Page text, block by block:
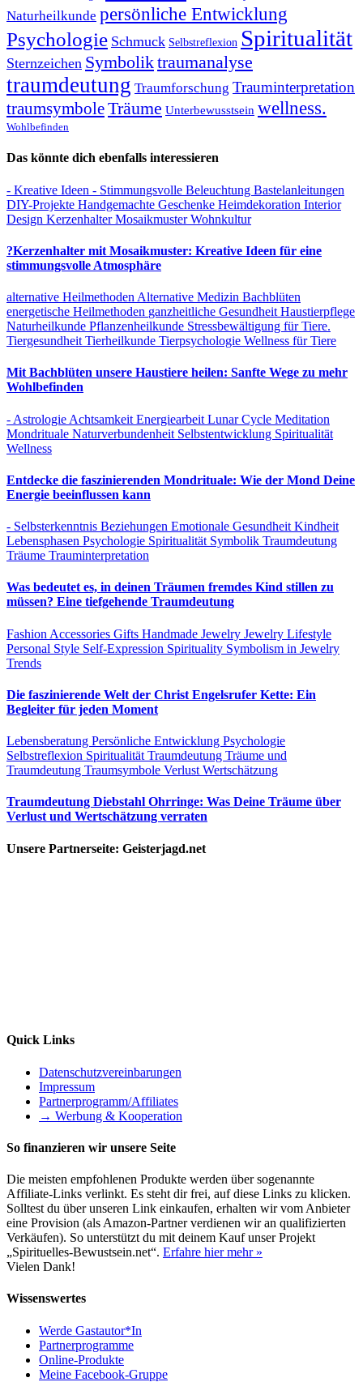
Naturheilkunde persönliche Entwicklung
Psychologie Schmuck Selbstreflexion Spiritualität
Sternzeichen Symboliktraumanalyse
traumdeutung Traumforschung Trauminterpretation
traumsymboleTräume Unterbewusstsein wellness.
Wohlbefinden
Das könnte dich ebenfalls interessieren
- Kreative Ideen - Stimmungsvolle Beleuchtung Bastelanleitungen
DIY-Projekte Handgemachte Geschenke Heimdekoration Interior
Design KerzenhalterMosaikmusterWohnkultur
?Kerzenhalter mit Mosaikmuster: Kreative Ideen für eine
stimmungsvolle Atmosphäre
alternative Heilmethoden Alternative Medizin Bachblüten
energetische Heilmethoden ganzheitliche Gesundheit Haustierpflege
Naturheilkunde Pflanzenheilkunde Stressbewältigung für Tiere.
Tiergesundheit Tierheilkunde Tierpsychologie Wellness für Tiere
Mit Bachblüten unsere Haustiere heilen: Sanfte Wege zu mehr
Wohlbefinden
- Astrologie Achtsamkeit Energiearbeit Lunar Cycle Meditation
Mondrituale Naturverbundenheit Selbstentwicklung Spiritualität
Wellness
Entdecke die faszinierenden Mondrituale: Wie der Mond Deine
Energie beeinflussen kann
- Selbsterkenntnis Beziehungen Emotionale Gesundheit Kindheit
Lebensphasen Psychologie Spiritualität Symbolik Traumdeutung
Träume Trauminterpretation
Was bedeutet es, in deinen Träumen fremdes Kind stillen zu
müssen? Eine tiefgehende Traumdeutung
Fashion Accessories Gifts Handmade Jewelry Jewelry Lifestyle
Personal Style Self-Expression Spirituality Symbolism in Jewelry
Trends
Die faszinierende Welt der Christ Engelsrufer Kette: Ein
Begleiter für jeden Moment
Lebensberatung Persönliche Entwicklung Psychologie
Selbstreflexion Spiritualität Traumdeutung Träume und
Traumdeutung Traumsymbole Verlust Wertschätzung
Traumdeutung Diebstahl Ohrringe: Was Deine Träume über
Verlust und Wertschätzung verraten
Unsere Partnerseite: Geisterjagd.net
Quick Links
Datenschutzvereinbarungen
Impressum
Partnerprogramm/Affiliates
→ Werbung & Kooperation
So finanzieren wir unsere Seite
Die meisten empfohlenen Produkte werden über sogenannte
Affiliate-Links verlinkt. Es steht dir frei, auf diese Links zu klicken.
Solltest du über unseren Link einkaufen, erhalten wir vom Anbieter
eine Provision (als Amazon-Partner verdienen wir an qualifizierten
Verkäufen). So unterstützt du mit deinem Kauf unser Projekt
„Spirituelles-Bewustsein.net“. Erfahre hier mehr »
Vielen Dank!
Wissenswertes
Werde Gastautor*In
Partnerprogramme
Online-Produkte
Meine Facebook-Gruppe